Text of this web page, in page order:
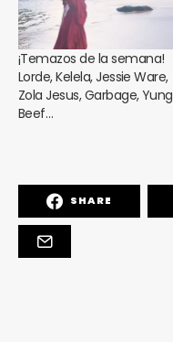
¡Temazos de la semana!
Lorde, Kelela, Jessie Ware,
Zola Jesus, Garbage, Yung
Beef…
SHARE